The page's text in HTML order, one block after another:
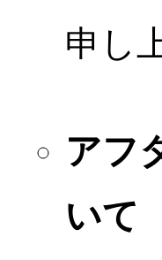
申し
アフ
いて